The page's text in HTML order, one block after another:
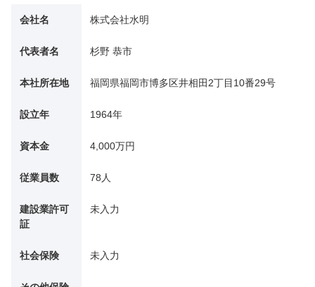
会社名 株式会社水明
代表者名 杉野 恭市
本社所在地 福岡県福岡市博多区井相田2丁目10番29号
設立年 1964年
資本金 4,000万円
従業員数 78人
建設業許可
証
未入力
社会保険 未入力